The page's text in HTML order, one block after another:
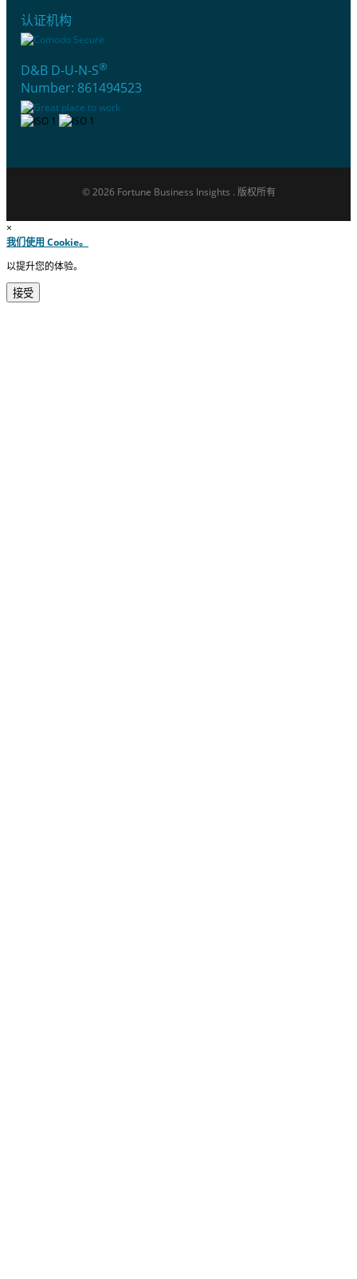
认证机构
D&B D-U-N-S®
Number: 861494523
© 2026 Fortune Business Insights . 版权所有
×
我们使用 Cookie。
以提升您的体验。
接受